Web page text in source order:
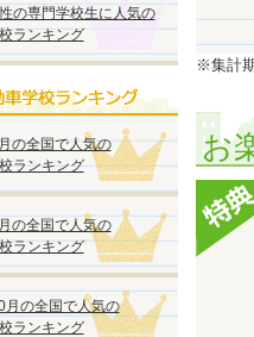
の専門学校生に人気の
ランキング
の全国で人気の
ランキング
の全国で人気の
ランキング
月の全国で人気の
ランキング
※集計
お